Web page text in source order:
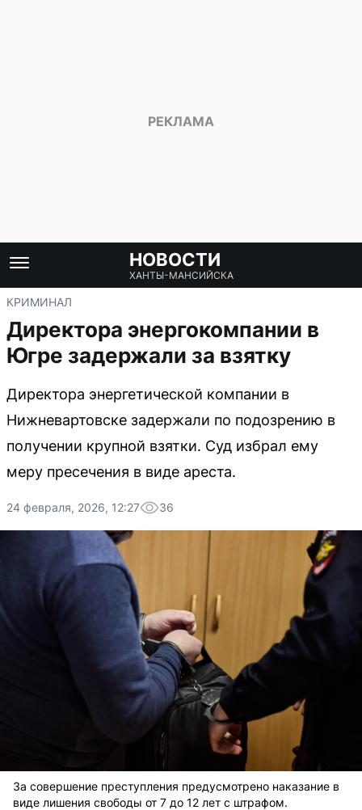
НОВОСТИ
ХАНТЫ-МАНСИЙСКА
КРИМИНАЛ
Директора энергокомпании в
Югре задержали за взятку
Директора энергетической компании в
Нижневартовске задержали по подозрению в
получении крупной взятки. Суд избрал ему
меру пресечения в виде ареста.
24 февраля, 2026, 12:27 36
За совершение преступления предусмотрено наказание в
виде лишения свободы от 7 до 12 лет с штрафом.